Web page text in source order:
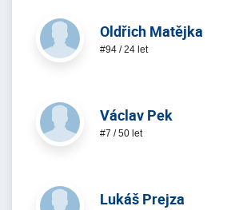
Oldřich Matějka
#94 / 24 let
Václav Pek
#7 / 50 let
Lukáš Prejza